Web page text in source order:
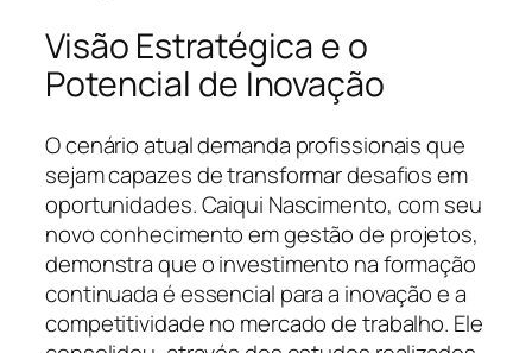
Visão Estratégica e o
Potencial de Inovação
O cenário atual demanda profissionais que
sejam capazes de transformar desafios em
oportunidades. Caiqui Nascimento, com seu
novo conhecimento em gestão de projetos,
demonstra que o investimento na formação
continuada é essencial para a inovação e a
competitividade no mercado de trabalho. Ele